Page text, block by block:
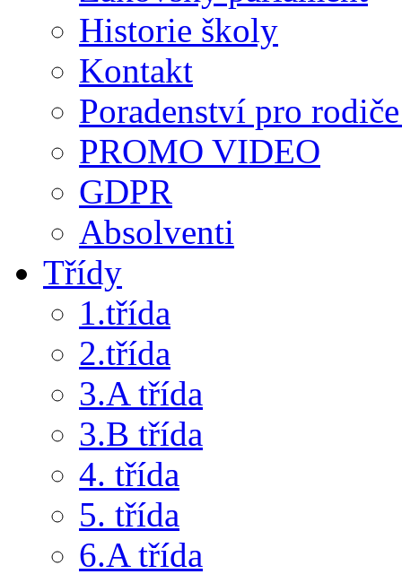
Historie školy
Kontakt
Poradenství pro
PROMO VIDEO
GDPR
Absolventi
Třídy
1.třída
2.třída
3.A třída
3.B třída
4. třída
5. třída
6.A třída